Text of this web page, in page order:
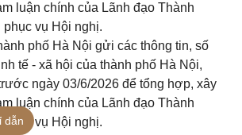
luận chính của Lãnh đạo Thành
vụ Hội nghị.
phố Hà Nội gửi các thông tin, số
tế - xã hội của thành phố Hà Nội,
ngày 03/6/2026 để tổng hợp, xây
luận chính của Lãnh đạo Thành
vụ Hội nghị.
dẫn